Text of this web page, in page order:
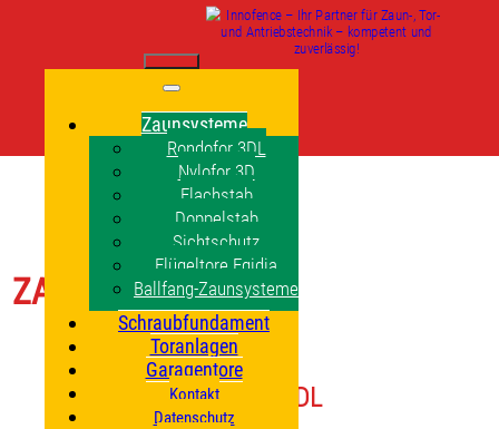
Zaunsysteme
Rondofor 3DL
Nylofor 3D
Flachstab
Doppelstab
Sichtschutz
Flügeltore Egidia
Ballfang-Zaunsysteme
Schraubfundament
Toranlagen
Garagentore
Kontakt
Datenschutz
ZAUNSYSTEME
Rondofor 3DL